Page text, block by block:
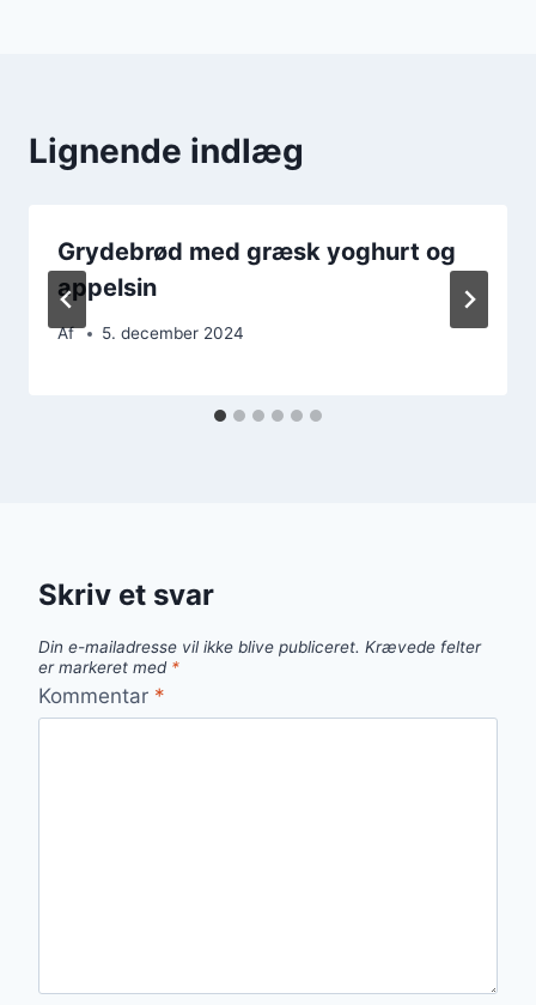
Lignende indlæg
Grydebrød med græsk yoghurt og
appelsin
Af 5. december 2024
Skriv et svar
Din e-mailadresse vil ikke blive publiceret. Krævede felter
er markeret med *
Kommentar *